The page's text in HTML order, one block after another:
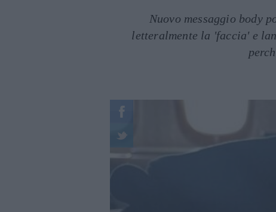
Nuovo messaggio body
letteralmente la 'faccia' e